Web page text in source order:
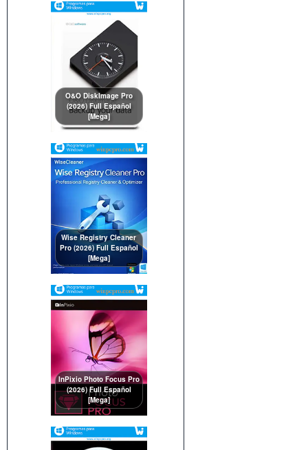
O&O DiskImage Pro
(2026) Full Español
[Mega]
Wise Registry Cleaner
Pro (2026) Full Español
[Mega]
InPixio Photo Focus Pro
(2026) Full Español
[Mega]